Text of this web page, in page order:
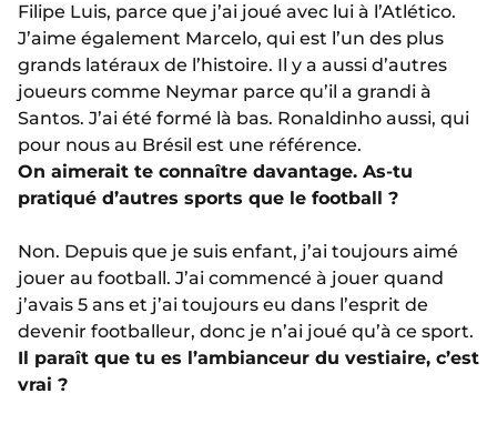
Filipe Luis, parce que j’ai joué avec lui à l’Atlético.
J’aime également Marcelo, qui est l’un des plus
grands latéraux de l’histoire. Il y a aussi d’autres
joueurs comme Neymar parce qu’il a grandi à
Santos. J’ai été formé là bas. Ronaldinho aussi, qui
pour nous au Brésil est une référence.
On aimerait te connaître davantage. As-tu
pratiqué d’autres sports que le football ?
Non. Depuis que je suis enfant, j’ai toujours aimé
jouer au football. J’ai commencé à jouer quand
j’avais 5 ans et j’ai toujours eu dans l’esprit de
devenir footballeur, donc je n’ai joué qu’à ce sport.
Il paraît que tu es l’ambianceur du vestiaire, c’est
vrai ?